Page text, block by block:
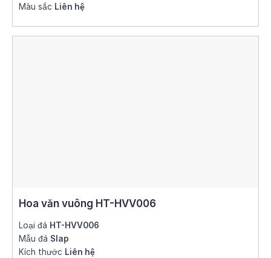
Màu sắc Liên hệ
Hoa văn vuông HT-HVV006
Loại đá HT-HVV006
Mẫu đá Slap
Kích thước Liên hệ